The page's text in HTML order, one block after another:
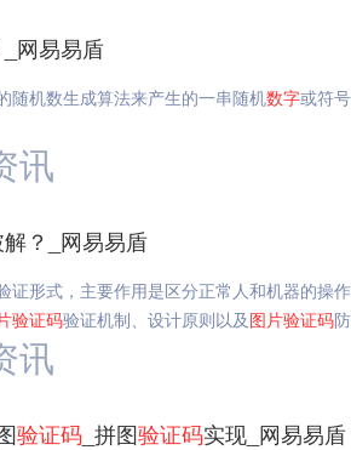
_网易易盾
随机数生成算法来产生的一串随机数字或符
讯
？_网易易盾
证形式，主要作用是区分正常人和机器的操
验证码验证机制、设计原则以及图片验证码
讯
验证码 _拼图验证码实现_网易易盾